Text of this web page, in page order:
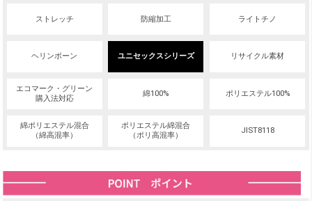
ストレッチ 防縮加工 ライトチノ
ヘリンボーン ユニセックスシリーズ リサイクル素材
エコマーク・グリーン
購入法対応
綿100% ポリエステル100%
綿ポリエステル混合
（綿高混率）
ポリエステル綿混合
（ポリ高混率）
JIST8118